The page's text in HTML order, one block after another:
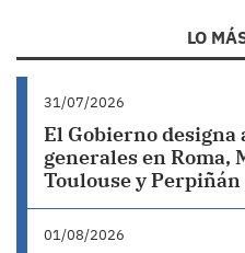
LO
31/07/2026
El Gobierno designa
generales en Roma,
Toulouse y Perpiñán
01/08/2026